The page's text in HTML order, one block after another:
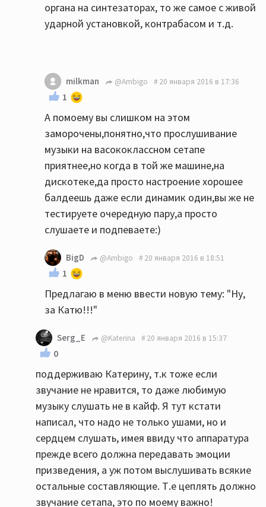
органа на синтезаторах, то же самое с живой
ударной установкой, контрабасом и т.д.
milkman @Ambigo 20 января 2016 в 17:36
1
А помоему вы слишком на этом
заморочены,понятно,что прослушивание
музыки на васококлассном сетапе
приятнее,но когда в той же машине,на
дискотеке,да просто настроение хорошее
балдеешь даже если динамик один,вы же не
тестируете очередную пару,а просто
слушаете и подпеваете:)
BigD @Ambigo 20 января 2016 в 18:51
1
Предлагаю в меню ввести новую тему: "Ну,
за Катю!!!"
Serg_E @Katerina 20 января 2016 в 15:37
0
поддерживаю Катерину, т.к тоже если
звучание не нравится, то даже любимую
музыку слушать не в кайф. Я тут кстати
написал, что надо не только ушами, но и
сердцем слушать, имея ввиду что аппаратура
прежде всего должна передавать эмоции
призведения, а уж потом выслушивать всякие
остальные составляющие. Т.е цеплять должно
звучание сетапа, это по моему важно!